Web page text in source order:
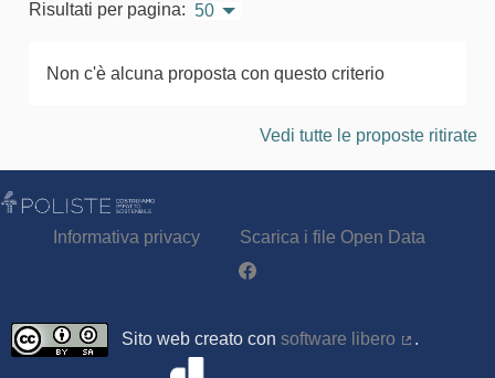
Risultati per pagina: 50
Non c'è alcuna proposta con questo criterio
Vedi tutte le proposte ritirate
Informativa privacy
Scarica i file Open Data
Partecipa - Poliste su Facebook
Sito web creato con software libero
.